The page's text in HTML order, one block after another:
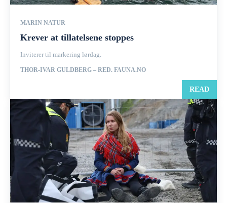
MARIN NATUR
Krever at tillatelsene stoppes
Inviterer til markering lørdag.
THOR-IVAR GULDBERG – RED. FAUNA.NO
READ